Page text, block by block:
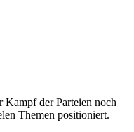
Kampf der Parteien noch
Themen positioniert.